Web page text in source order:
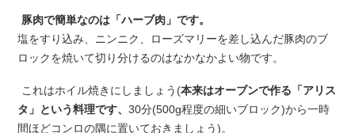
豚肉で簡単なのは「ハーブ肉」です。
塩をすり込み、ニンニク、ローズマリーを差し込んだ豚肉のブ
ロックを焼いて切り分けるのはなかなかよい物です。
これはホイル焼きにしましょう(本来はオーブンで作る「アリス
タ」という料理です、 30分(500g程度の細いブロック)から一時
間ほどコンロの隅に置いておきましょう)。